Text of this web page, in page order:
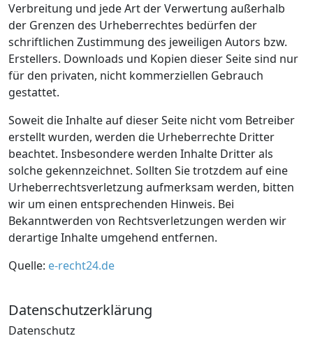
Verbreitung und jede Art der Verwertung außerhalb
der Grenzen des Urheberrechtes bedürfen der
schriftlichen Zustimmung des jeweiligen Autors bzw.
Erstellers. Downloads und Kopien dieser Seite sind nur
für den privaten, nicht kommerziellen Gebrauch
gestattet.
Soweit die Inhalte auf dieser Seite nicht vom Betreiber
erstellt wurden, werden die Urheberrechte Dritter
beachtet. Insbesondere werden Inhalte Dritter als
solche gekennzeichnet. Sollten Sie trotzdem auf eine
Urheberrechtsverletzung aufmerksam werden, bitten
wir um einen entsprechenden Hinweis. Bei
Bekanntwerden von Rechtsverletzungen werden wir
derartige Inhalte umgehend entfernen.
Quelle: e-recht24.de
Datenschutzerklärung
Datenschutz